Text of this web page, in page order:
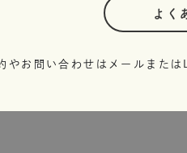
よく
お問い合わせはメールまたは